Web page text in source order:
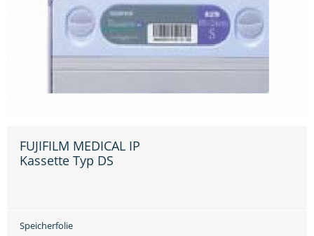
FUJIFILM MEDICAL IP
Kassette Typ DS
Speicherfolie